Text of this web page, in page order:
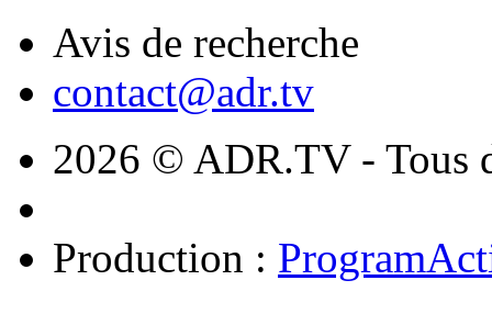
Avis de recherche
contact@adr.tv
2026 © ADR.TV - Tous
Production :